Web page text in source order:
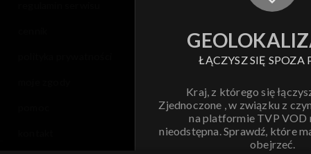
ŁĄCZYSZ SIĘ SPOZA
Kraj, z którego się
Zjednoczone , w związku z
na platformie TVP VOD
nieodstępna. Sprawdź, które
obejrzeć.